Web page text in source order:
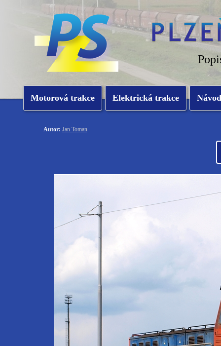
Motorová trakce Elektrická trakce
Autor: Jan Toman